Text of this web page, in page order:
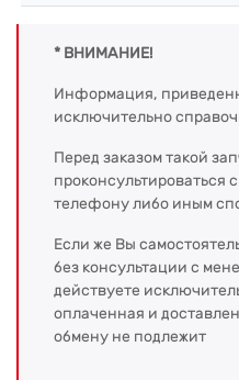
* ВНИМАНИЕ!
Информация,
исключительно
Перед заказом такой
телефону либо иным
Если же Вы
без консультации с
действуете
оплаченная и
обмену не подлежит